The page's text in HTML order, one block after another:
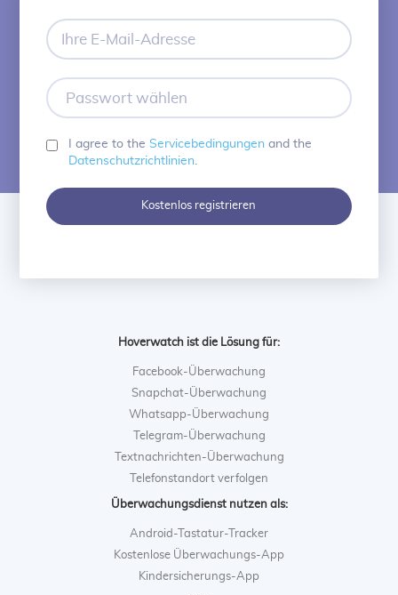
Adresse
I agree to the Servicebedingungenand the
Datenschutzrichtlinien.
Kostenlos registrieren
Hoverwatch ist die Lösung für:
Facebook-Überwachung
Snapchat-Überwachung
Whatsapp-Überwachung
Telegram-Überwachung
Textnachrichten-Überwachung
Telefonstandort verfolgen
Überwachungsdienst nutzen als:
Android-Tastatur-Tracker
Kostenlose Überwachungs-App
Kindersicherungs-App